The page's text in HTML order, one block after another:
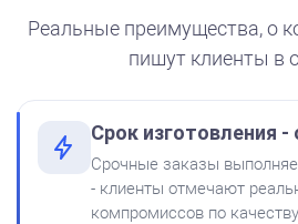
от 550
Печать ИП № Р56
Заказать
250
Краска на водной
Shiny S-62
Реальные преимущества, о
пишут клиенты в
Срок изготовления -
Срочные заказы
- клиенты отмечают
компромиссов по